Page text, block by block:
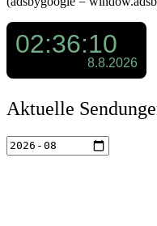
Aktuelle